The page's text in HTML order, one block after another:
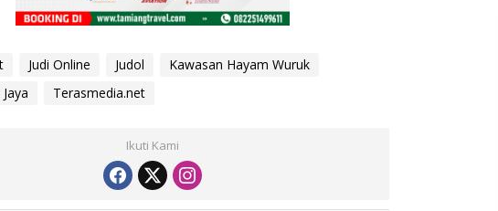
Judi Online Judol
Kawasan Hayam Wuruk
Terasmedia.net
Ikuti Kami
Program Turun Tangan Air Bersih
di Bandar Pusaka